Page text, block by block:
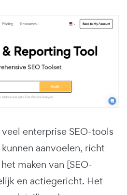
enterprise SEO-tools
aanvoelen, richt
maken van [SEO-
en actiegericht. Het